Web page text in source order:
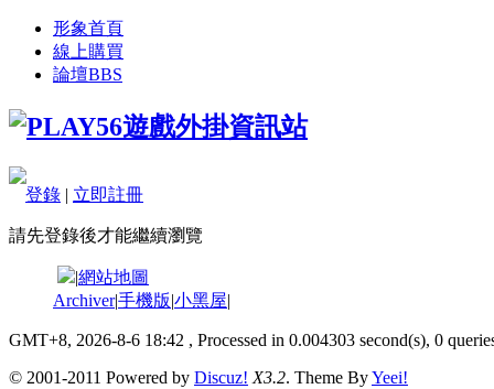
形象首頁
線上購買
論壇BBS
登錄 | 立即註冊
請先登錄後才能繼續瀏覽
|網站地圖
Archiver|手機版|小黑屋|
GMT+8, 2026-8-6 18:42 , Processed in 0.004303 second(s), 0
© 2001-2011 Powered by Discuz! X3.2. Theme ByYeei!